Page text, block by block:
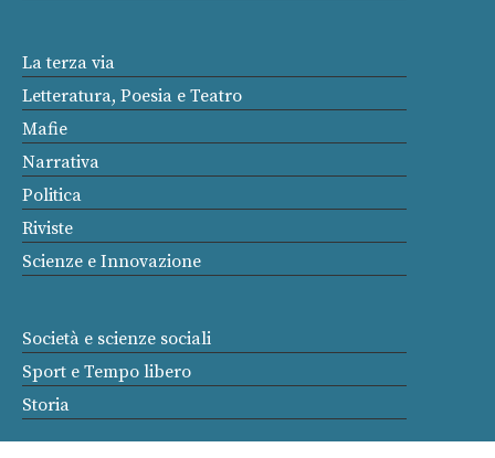
La terza via
Letteratura, Poesia e Teatro
Mafie
Narrativa
Politica
Riviste
Scienze e Innovazione
Società e scienze sociali
Sport e Tempo libero
Storia